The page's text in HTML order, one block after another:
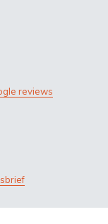
reviews